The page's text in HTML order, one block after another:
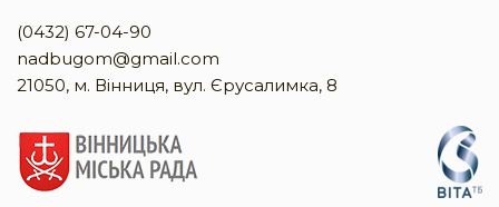
(0432) 67-04-90
nadbugom@gmail.com
21050, м. Вінниця, вул. Єрусалимка, 8